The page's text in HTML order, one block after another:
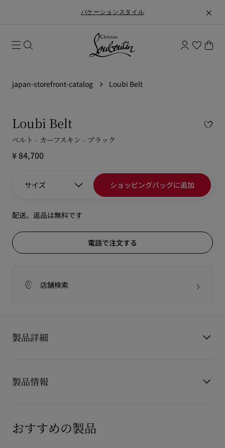
バケーションスタイル
japan-storefront-catalog Loubi Belt
Loubi Belt
ベルト - カーフスキン - ブラック
¥ 84,700
サイズ ショッピングバッグに追加
配送、返品は無料です
電話で注文する
店舗検索
製品詳細
た。メタルリングでスライドさせるタイプのバックルがモダン
製品情報
素材 カーフスキン
おすすめの製品